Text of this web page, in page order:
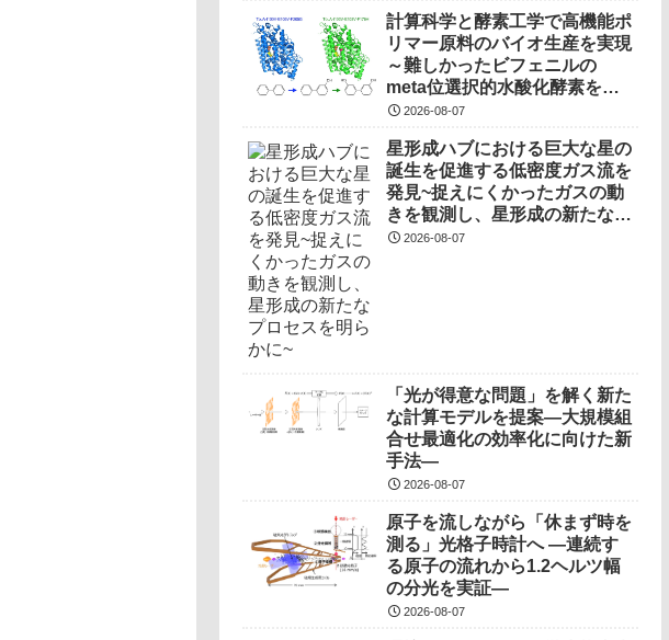
計算科学と酵素工学で高機能ポ
リマー原料のバイオ生産を実現
～難しかったビフェニルの
meta位選択的水酸化酵素を開
発～2026-08-07
星形成ハブにおける巨大な星の
誕生を促進する低密度ガス流を
発見~捉えにくかったガスの動
きを観測し、星形成の新たなプ
ロセスを明らかに~
2026-08-07
「光が得意な問題」を解く新た
な計算モデルを提案―大規模組
合せ最適化の効率化に向けた新
手法―
2026-08-07
原子を流しながら「休まず時を
測る」光格子時計へ ―連続す
る原子の流れから1.2ヘルツ幅
の分光を実証―
2026-08-07